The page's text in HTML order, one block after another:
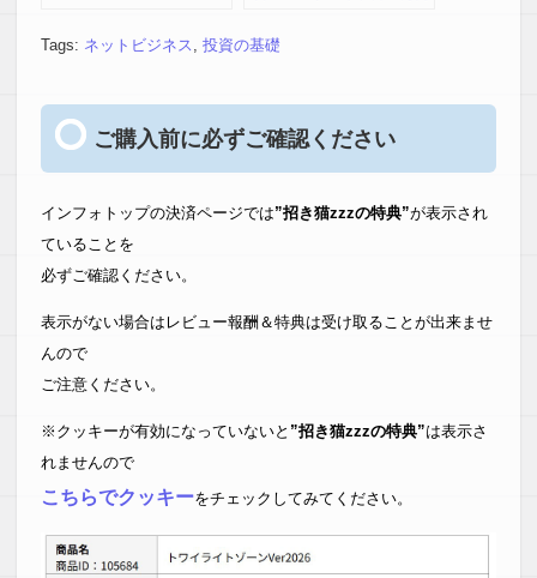
億万長者まで
Tags: ネットビジネス, 投資の基礎
ご購入前に必ずご確認ください
インフォトップの決済ページでは”招き猫zzzの特典”が表示され
ていることを
必ずご確認ください。
表示がない場合はレビュー報酬＆特典は受け取ることが出来ませ
んので
ご注意ください。
※クッキーが有効になっていないと ”招き猫zzzの特典”は表示さ
れませんので
こちらでクッキーをチェックしてみてください。